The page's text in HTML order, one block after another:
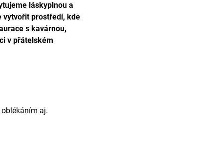
láskyplnou a
vytvořit prostředí, kde
s kavárnou,
v přátelském
aj.